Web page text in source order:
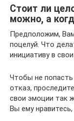
Стоит ли
можно, а
Предположим,
поцелуй. Что
инициативу в
Чтобы не
отказ,
свои эмоции так
Вы ему